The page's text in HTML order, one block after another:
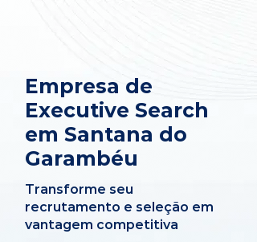
Empresa de
Executive Search
em Santana do
Garambéu
Transforme seu
recrutamento e seleção em
vantagem competitiva